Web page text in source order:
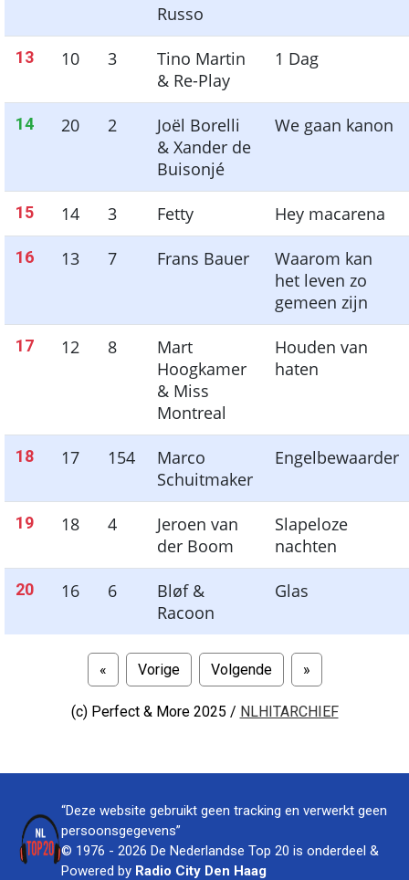
Russo
13 10 3
Tino Martin
& Re-Play
1 Dag
14 20 2
Joël Borelli
& Xander de
Buisonjé
We gaan kanon
15 14 3 Fetty Hey macarena
16 13 7 Frans Bauer
Waarom kan
het leven zo
gemeen zijn
17 12 8
Mart
Hoogkamer
& Miss
Montreal
Houden van
haten
18 17 154
Marco
Schuitmaker
Engelbewaarder
19 18 4
Jeroen van
der Boom
Slapeloze
nachten
20 16 6
Bløf &
Racoon
Glas
« Vorige Volgende »
(c) Perfect & More 2025 / NLHITARCHIEF
“Deze website gebruikt geen tracking en verwerkt geen
persoonsgegevens”
© 1976 - 2026 De Nederlandse Top 20 is onderdeel &
Powered by Radio City Den Haag